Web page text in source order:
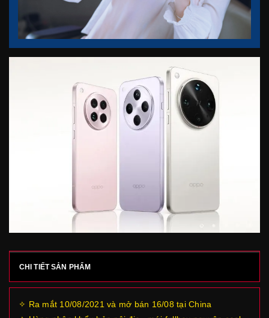
CHI TIẾT SẢN PHẨM
✧ Ra mắt 10/08/2021 và mở bán 16/08 tại China